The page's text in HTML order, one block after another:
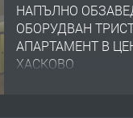
НАПЪЛНО
ОБОРУДВАН
АПАРТАМЕНТ В
ХАСКОВО